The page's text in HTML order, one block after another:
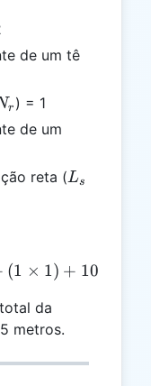
de um tê
r ) = 1
de um
reta (L_s
Ls
\times 1,5) + (2
(1 × 1) + 10
da
metros.